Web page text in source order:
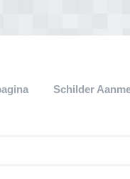
Schilder